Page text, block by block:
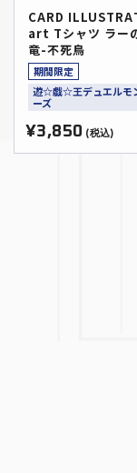
CARD
art Tシャツ ラー
竜-不死鳥
期間限定
遊☆戯☆王デュエルモ
ーズ
¥3,850 (税込)